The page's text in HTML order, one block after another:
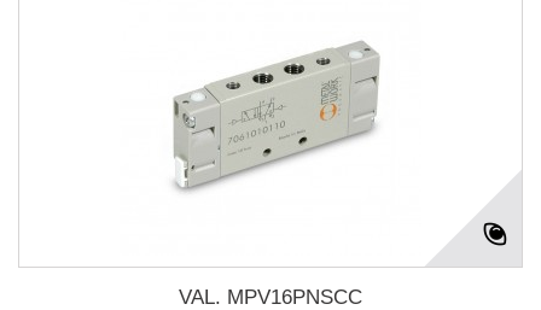
VAL. MPV16PNSCC